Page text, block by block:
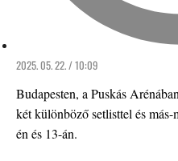
2025. 05. 22. / 10:09
Budapesten, a Puskás
két különböző setlisttel és
én és 13-án.